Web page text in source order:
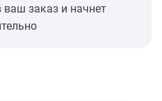
заказ и начнет